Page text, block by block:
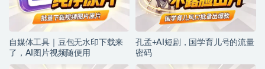
自媒体工具｜豆包无水印下载来
了，AI图片视频随便用
孔孟+AI短剧，国学育儿号的流量
密码